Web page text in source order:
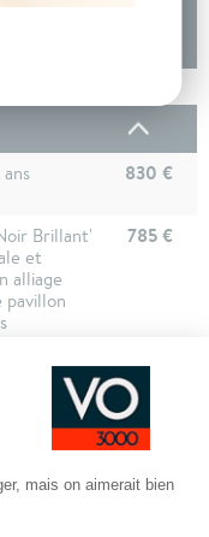
830 €
Brillant'
et
alliage
pavillon
785 €
250 €
800 €
ecrous
600 €